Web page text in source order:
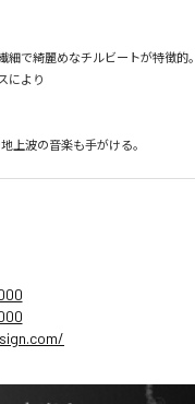
で綺麗めなチルビートが特徴的。
により
上波の音楽も手がける。